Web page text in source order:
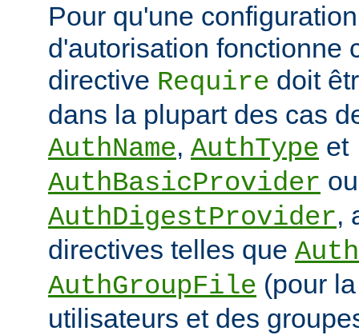
Pour qu'une
d'autorisation fonctionne
directive Require doit
dans la plupart des cas
AuthName, AuthType et
AuthBasicProvider ou
AuthDigestProvider,
directives telles que
AuthGroupFile (pour
utilisateurs et des